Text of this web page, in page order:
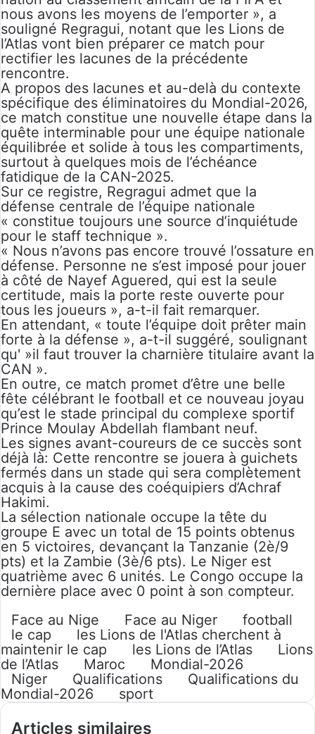
nous avons les moyens de l’emporter », a
souligné Regragui, notant que les Lions de
l’Atlas vont bien préparer ce match pour
rectifier les lacunes de la précédente
rencontre.
A propos des lacunes et au-delà du contexte
spécifique des éliminatoires du Mondial-2026,
ce match constitue une nouvelle étape dans la
quête interminable pour une équipe nationale
équilibrée et solide à tous les compartiments,
surtout à quelques mois de l’échéance
fatidique de la CAN-2025.
Sur ce registre, Regragui admet que la
défense centrale de l’équipe nationale
« constitue toujours une source d’inquiétude
pour le staff technique ».
« Nous n’avons pas encore trouvé l’ossature en
défense. Personne ne s’est imposé pour jouer
à côté de Nayef Aguered, qui est la seule
certitude, mais la porte reste ouverte pour
tous les joueurs », a-t-il fait remarquer.
En attendant, « toute l’équipe doit prêter main
forte à la défense », a-t-il suggéré, soulignant
qu' »il faut trouver la charnière titulaire avant la
CAN ».
En outre, ce match promet d’être une belle
fête célébrant le football et ce nouveau joyau
qu’est le stade principal du complexe sportif
Prince Moulay Abdellah flambant neuf.
Les signes avant-coureurs de ce succès sont
déjà là: Cette rencontre se jouera à guichets
fermés dans un stade qui sera complètement
acquis à la cause des coéquipiers d’Achraf
Hakimi.
La sélection nationale occupe la tête du
groupe E avec un total de 15 points obtenus
en 5 victoires, devançant la Tanzanie (2è/9
pts) et la Zambie (3è/6 pts). Le Niger est
quatrième avec 6 unités. Le Congo occupe la
dernière place avec 0 point à son compteur.
Face au Nige
Face au Niger
football
le cap
les Lions de l'Atlas cherchent à
maintenir le cap
les Lions de l’Atlas
Lions
de l’Atlas
Maroc
Mondial-2026
Niger
Qualifications
Qualifications du
Mondial-2026
sport
Articles similaires